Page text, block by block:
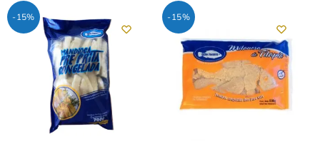
-15% -15%